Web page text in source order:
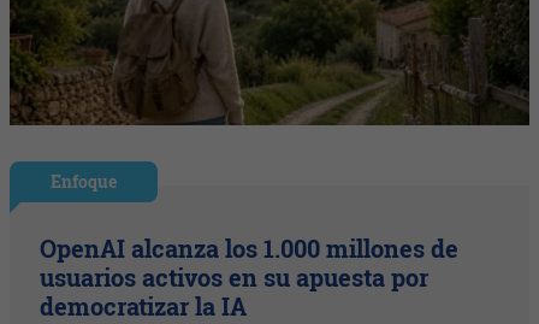
Enfoque
OpenAI alcanza los 1.000 millones de
usuarios activos en su apuesta por
democratizar la IA